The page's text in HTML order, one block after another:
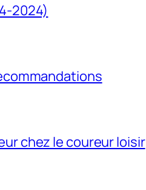
2024)
chez le coureur loisir